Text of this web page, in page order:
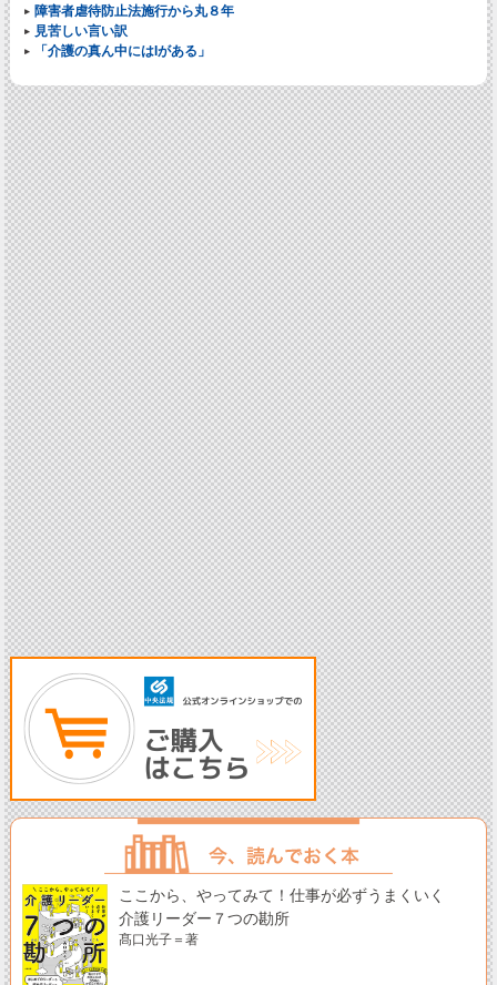
障害者虐待防止法施行から丸８年
見苦しい言い訳
「介護の真ん中にはIがある」
ここから、やってみて！仕事が必ずうまくいく
介護リーダー７つの勘所
髙口光子＝著